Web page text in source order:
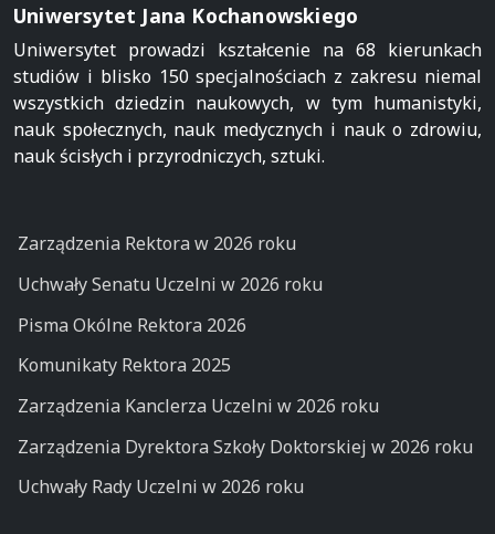
Uniwersytet Jana Kochanowskiego
Uniwersytet prowadzi kształcenie na 68 kierunkach
studiów i blisko 150 specjalnościach z zakresu niemal
wszystkich dziedzin naukowych, w tym humanistyki,
nauk społecznych, nauk medycznych i nauk o zdrowiu,
nauk ścisłych i przyrodniczych, sztuki.
Zarządzenia Rektora w 2026 roku
Uchwały Senatu Uczelni w 2026 roku
Pisma Okólne Rektora 2026
Komunikaty Rektora 2025
Zarządzenia Kanclerza Uczelni w 2026 roku
Zarządzenia Dyrektora Szkoły Doktorskiej w 2026 roku
Uchwały Rady Uczelni w 2026 roku